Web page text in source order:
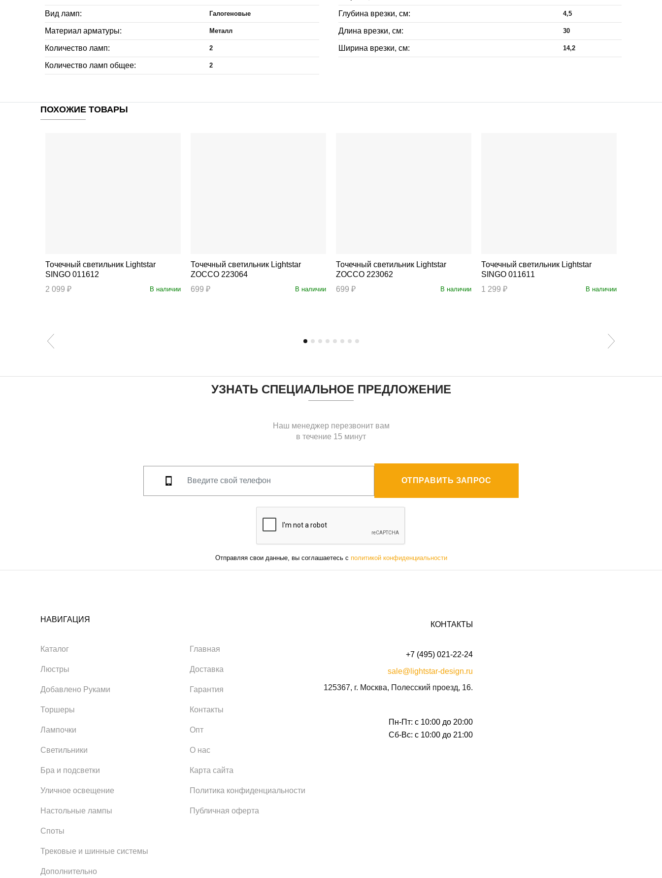
Вид ламп: Галогеновые
Материал арматуры: Металл
Количество ламп: 2
Количество ламп общее: 2
Глубина врезки, см: 4,5
Длина врезки, см: 30
Ширина врезки, см: 14,2
ПОХОЖИЕ ТОВАРЫ
Точечный светильник Lightstar
SINGO 011612
2 099 ₽
В наличии
Точечный светильник Lightstar
ZOCCO 223064
699 ₽
В наличии
Точечный светильник Lightstar
ZOCCO 223062
699 ₽
В наличии
Точечный светильник Lightstar
SINGO 011611
1 299 ₽
В наличии
УЗНАТЬ СПЕЦИАЛЬНОЕ ПРЕДЛОЖЕНИЕ
Наш менеджер перезвонит вам
в течение 15 минут
ОТПРАВИТЬ ЗАПРОС
Отправляя свои данные, вы соглашаетесь с политикой конфиденциальности
НАВИГАЦИЯ
Каталог
Люстры
Добавлено Руками
Торшеры
Лампочки
Светильники
Бра и подсветки
Уличное освещение
Настольные лампы
Споты
Трековые и шинные системы
Дополнительно
Главная
Доставка
Гарантия
Контакты
Опт
О нас
Карта сайта
Политика конфиденциальности
Публичная оферта
КОНТАКТЫ
+7 (495) 021-22-24
sale@lightstar-design.ru
125367, г. Москва, Полесский проезд, 16.
Пн-Пт: с 10:00 до 20:00
Сб-Вс: с 10:00 до 21:00